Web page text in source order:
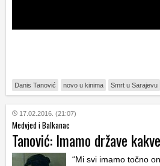
Danis Tanović novo u kinima Smrt u Sarajevu
17.02.2016. (21:07)
Medvjed i Balkanac
Tanović: Imamo države
“Mi svi imamo točno